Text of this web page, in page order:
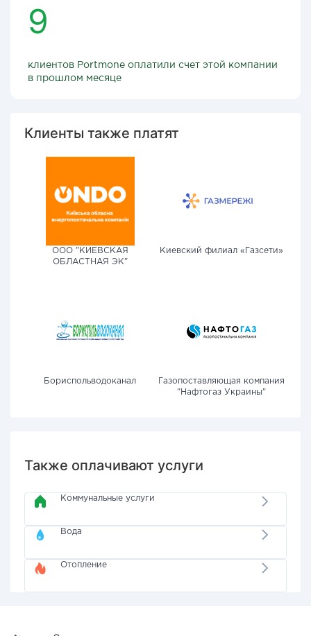
9
клиентов Portmone оплатили счет этой компании
в прошлом месяце
Клиенты также платят
ООО "КИЕВСКАЯ
ОБЛАСТНАЯ ЭК"
Киевский филиал «Газсети»
Бориспольводоканал
Газопоставляющая компания
"Нафтогаз Украины"
Также оплачивают услуги
Коммунальные услуги
Вода
Отопление